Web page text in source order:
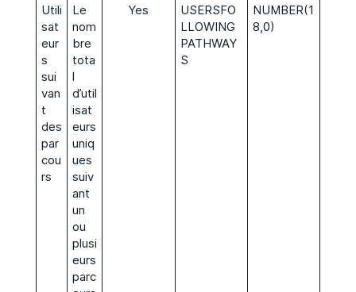
Utili
sat
eur
s
sui
van
t
des
par
cou
rs
Le
nom
bre
tota
l
d’util
isat
eurs
uniq
ues
suiv
ant
un
ou
plusi
eurs
parc
Yes
USERSFO
LLOWING
PATHWAY
S
NUMBER(1
8,0)